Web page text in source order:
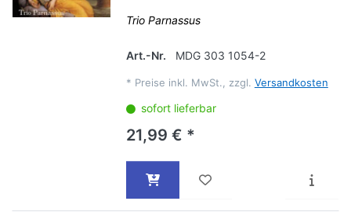
Trio Parnassus
Art.-Nr. MDG 303 1054-2
* Preise inkl. MwSt., zzgl. Versandkosten
sofort lieferbar
21,99 € *